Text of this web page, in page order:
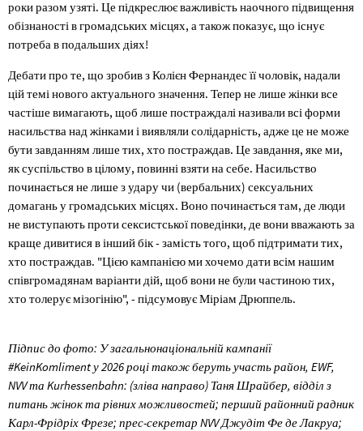
роки разом узяті. Це підкреслює важливість наочного підвищення
обізнаності в громадських місцях, а також показує, що існує
потреба в подальших діях!
Дебати про те, що зробив з Колієн Фернандес її чоловік, надали
цій темі нового актуального значення. Тепер не лише жінки все
частіше вимагають, щоб лише постраждалі називали всі форми
насильства над жінками і виявляли солідарність, адже це не може
бути завданням лише тих, хто постраждав. Це завдання, яке ми,
як суспільство в цілому, повинні взяти на себе. Насильство
починається не лише з удару чи (вербальних) сексуальних
домагань у громадських місцях. Воно починається там, де люди
не виступають проти сексистської поведінки, де вони вважають за
краще дивитися в інший бік - замість того, щоб підтримати тих,
хто постраждав. "Цією кампанією ми хочемо дати всім нашим
співгромадянам варіанти дій, щоб вони не були частиною тих,
хто толерує мізогінію", - підсумовує Міріам Дрюппель.
Підпис до фото: У загальнонаціональній кампанії
#KeinKomliment у 2026 році також беруть участь район, EWF,
NVV та Kurhessenbahn: (зліва направо) Таня Шрайбер, відділ з
питань жінок та рівних можливостей; перший районний радник
Карл-Фрідріх Фрезе; прес-секретар NVV Джудіт Фе де Лакруа;